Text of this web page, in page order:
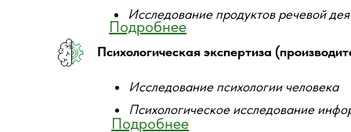
законодательством Российской
Дополнительными видами
– консультирование по вопросам
– выполнение экспертных
Исследование продуктов речевой
Подробнее
Психологическая экспертиза
Исследование психологии человека
Психологическое исследование
Подробнее